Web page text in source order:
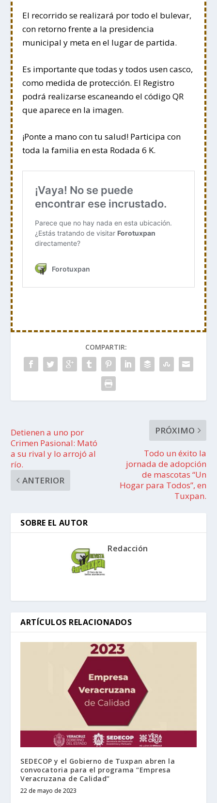
El recorrido se realizará por todo el bulevar,
con retorno frente a la presidencia
municipal y meta en el lugar de partida.
Es importante que todas y todos usen casco,
como medida de protección. El Registro
podrá realizarse escaneando el código QR
que aparece en la imagen.
¡Ponte a mano con tu salud! Participa con
toda la familia en esta Rodada 6 K.
COMPARTIR:
Detienen a uno por
Crimen Pasional: Mató
a su rival y lo arrojó al
río.
ANTERIOR
PRÓXIMO
Todo un éxito la
jornada de adopción
de mascotas “Un
Hogar para Todos”, en
Tuxpan.
SOBRE EL AUTOR
Redacción
ARTÍCULOS RELACIONADOS
SEDECOP y el Gobierno de Tuxpan abren la
convocatoria para el programa “Empresa
Veracruzana de Calidad”
22 de mayo de 2023